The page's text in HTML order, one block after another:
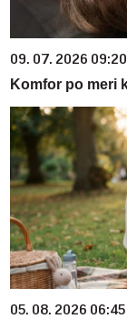
09. 07. 2026 09:20
Komfor po meri
05. 08. 2026 06:45